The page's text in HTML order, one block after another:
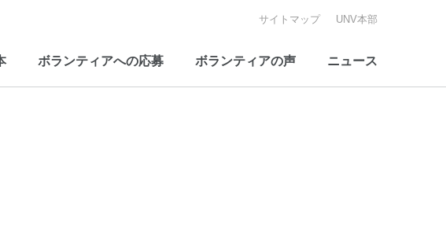
サイトマップ UNV本部
ボランティアへの応募 ボランティアの声 ニュース